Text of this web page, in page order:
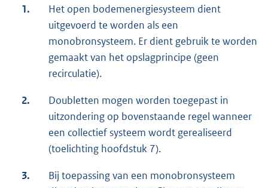
1.
Het open bodemenergiesysteem dient
uitgevoerd te worden als een
monobronsysteem. Er dient gebruik te worden
gemaakt van het opslagprincipe (geen
recirculatie).
2.
Doubletten mogen worden toegepast in
uitzondering op bovenstaande regel wanneer
een collectief systeem wordt gerealiseerd
(toelichting hoofdstuk 7).
3.
Bij toepassing van een monobronsysteem